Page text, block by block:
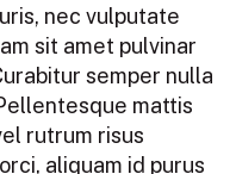
nec vulputate
sit amet pulvinar
semper nulla
mattis
rutrum risus
aliquam id purus